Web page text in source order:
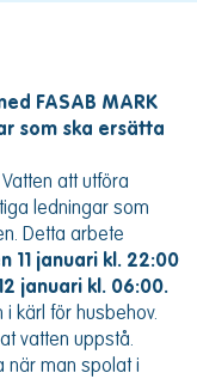
FASAB MARK
som ska ersätta
att utföra
ledningar som
Detta arbete
11 januari kl. 22:00
januari kl. 06:00.
kärl för husbehov.
vatten uppstå.
när man spolat i